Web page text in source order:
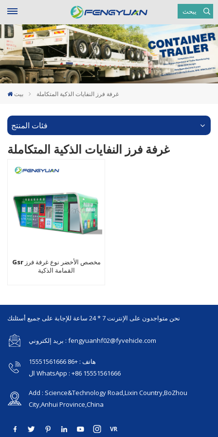
يبحث
بيت غرفة فرز النفايات الذكية المتكاملة
فئات المنتج
غرفة فرز النفايات الذكية المتكاملة
Gsr مخصص الأخضر نوع غرفة فرز
القمامة الذكية
نحن متواجدون على الإنترنت 7 * 24 ساعة للإجابة على جميع أسئلتك
بريد إلكتروني : fengyuanhf02@fyvehicle.com
هاتف : +86 15551561666
ال WhatsApp : +86 15551561666
Add : Science&Technology Road,Lixin Country,BoZhou
City,Anhui Province,China